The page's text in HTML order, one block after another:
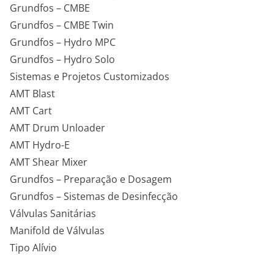
Grundfos – CMBE
Grundfos – CMBE Twin
Grundfos – Hydro MPC
Grundfos – Hydro Solo
Sistemas e Projetos Customizados
AMT Blast
AMT Cart
AMT Drum Unloader
AMT Hydro-E
AMT Shear Mixer
Grundfos – Preparação e Dosagem
Grundfos – Sistemas de Desinfecção
Válvulas Sanitárias
Manifold de Válvulas
Tipo Alívio